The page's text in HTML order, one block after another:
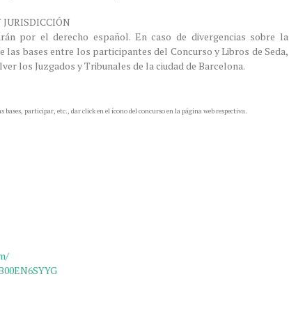
por el derecho español. En caso de divergencias sobre la
las bases entre los participantes del Concurso y Libros de Seda,
los Juzgados y Tribunales de la ciudad de Barcelona.
participar, etc., dar click en el ícono del concurso en la página web respectiva.